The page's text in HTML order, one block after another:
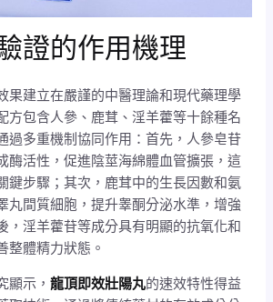
證的作用機理
果建立在嚴謹的中醫理論和現代藥理學
方包含人參、鹿茸、淫羊藿等十餘種名
過多重機制協同作用：首先，人參皂苷
酶活性，促進陰莖海綿體血管擴張，這
鍵步驟；其次，鹿茸中的生長因數和氨
丸間質細胞，提升睾酮分泌水準，增強
，淫羊藿苷等成分具有明顯的抗氧化和
整體精力狀態。
顯示，龍頂即效壯陽丸的速效特性得益